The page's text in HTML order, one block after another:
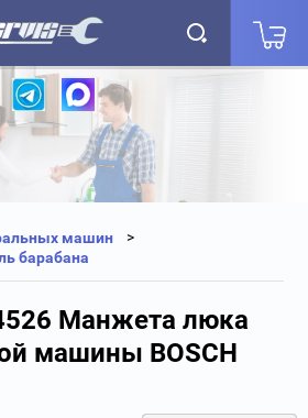
+7(812) 323-87-27
+7(812) 327-25-35
машин
барабана
Манжета люка
машины BOSCH